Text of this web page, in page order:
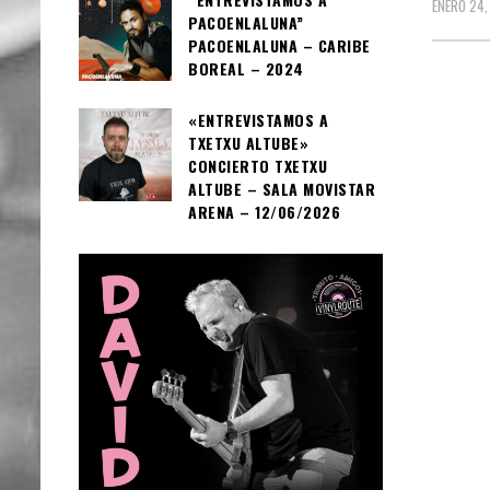
ENERO
PACOENLALUNA”
PACOENLALUNA – CARIBE
BOREAL – 2024
«ENTREVISTAMOS A
TXETXU ALTUBE»
CONCIERTO TXETXU
ALTUBE – SALA MOVISTAR
ARENA – 12/06/2026